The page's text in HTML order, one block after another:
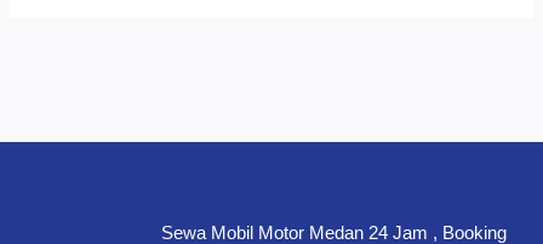
Sewa Mobil Motor Medan 24 Jam , Booking